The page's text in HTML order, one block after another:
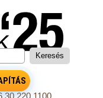
30 220 1100